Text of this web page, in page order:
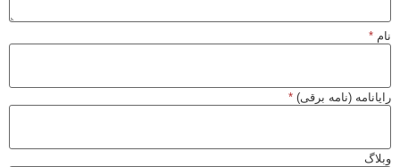
نام*
رایانامه (نامه برقی)*
وبلاگ